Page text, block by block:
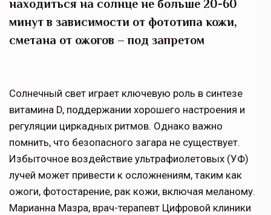
находиться на солнце не больше 20-60
минут в зависимости от фототипа кожи,
сметана от ожогов – под запретом
Солнечный свет играет ключевую роль в синтезе
витамина D, поддержании хорошего настроения и
регуляции циркадных ритмов. Однако важно
помнить, что безопасного загара не существует.
Избыточное воздействие ультрафиолетовых (УФ)
лучей может привести к осложнениям, таким как
ожоги, фотостарение, рак кожи, включая меланому.
Марианна Мазра, врач-терапевт Цифровой клиники